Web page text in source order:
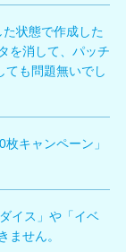
アイテムとして表
プレミアム引換
か、ご確認くださ
状態で作成した
を消して、パッチ
ても問題無いでし
ねます。
追加された機能や
キャンペーン」
リ内より、各配信
引換券5枚セッ
イス」や「イベ
ません。